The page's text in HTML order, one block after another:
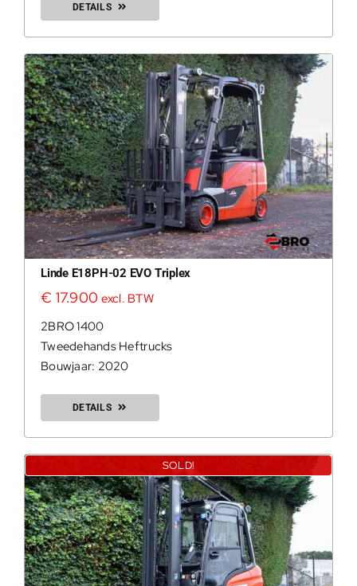
DETAILS
Linde E18PH-02 EVO Triplex
€ 17.900 excl. BTW
2BRO 1400
Tweedehands Heftrucks
Bouwjaar: 2020
DETAILS
SOLD!